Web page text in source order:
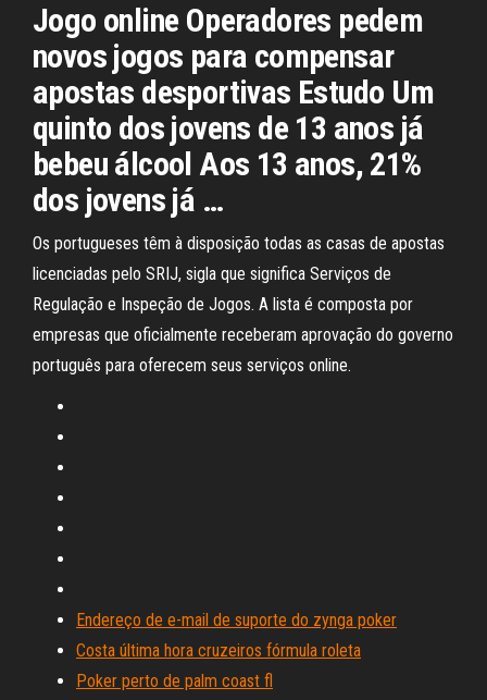
Jogo online Operadores pedem
novos jogos para compensar
apostas desportivas Estudo Um
quinto dos jovens de 13 anos já
bebeu álcool Aos 13 anos, 21%
dos jovens já …
Os portugueses têm à disposição todas as casas de apostas
licenciadas pelo SRIJ, sigla que significa Serviços de
Regulação e Inspeção de Jogos. A lista é composta por
empresas que oficialmente receberam aprovação do governo
português para oferecem seus serviços online.
Endereço de e-mail de suporte do zynga poker
Costa última hora cruzeiros fórmula roleta
Poker perto de palm coast fl